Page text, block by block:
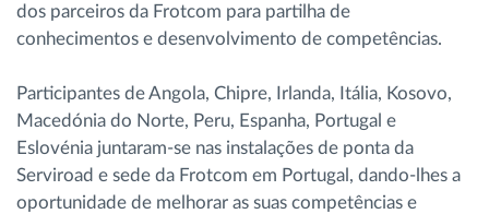
Calculadora de Benefícios
dos parceiros da Frotcom para partilha de
conhecimentos e desenvolvimento de competências.
Participantes de Angola, Chipre, Irlanda, Itália, Kosovo,
Macedónia do Norte, Peru, Espanha, Portugal e
Eslovénia juntaram-se nas instalações de ponta da
Serviroad e sede da Frotcom em Portugal, dando-lhes a
oportunidade de melhorar as suas competências e